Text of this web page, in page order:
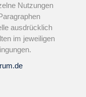
Nutzungen
ausdrücklich
im jeweiligen